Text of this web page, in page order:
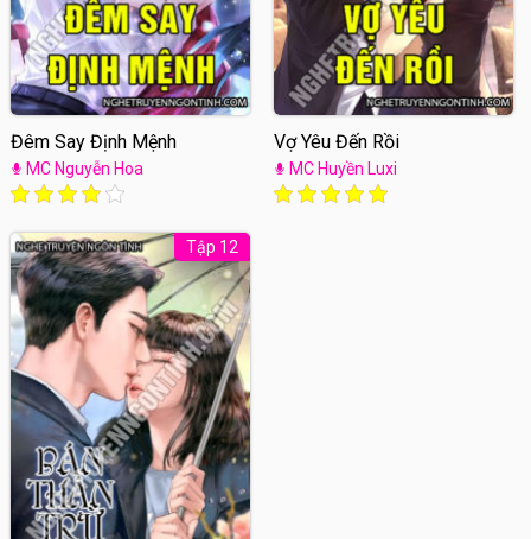
Đêm Say Định Mệnh
MC Nguyễn Hoa
Vợ Yêu Đến Rồi
MC Huyền Luxi
Tập 12